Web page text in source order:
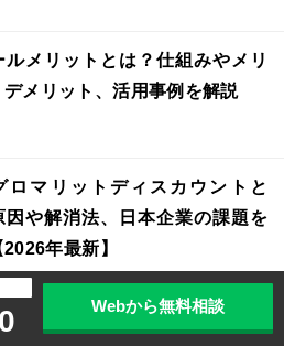
ルメリットとは？仕組みやメリ
デメリット、活用事例を解説
ロマリットディスカウントと
因や解消法、日本企業の課題を
年最新】
算とは？仕組みや進め方の流
Webから無料相談